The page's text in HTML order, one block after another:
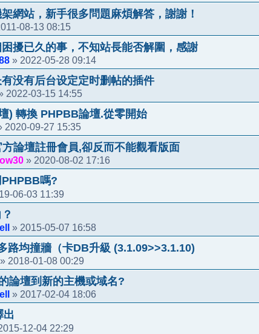
網站，新手很多問題麻煩解答，謝謝！
08-13 08:15
擾已久的事，不知站長能否解圍，感謝
» 2022-05-28 09:14
没有后台设定定时删帖的插件
2022-03-15 14:55
) 轉換 PHPBB論壇.從零開始
2020-09-27 15:35
論壇註冊會員,卻反而不能觀看版面
» 2020-08-02 17:16
嗎?
06-03 11:39
» 2015-05-07 16:58
路均撞牆（卡DB升級 (3.1.09>>3.1.10)
» 2018-01-08 00:29
論壇到新的主機或域名?
» 2017-02-04 18:06
出
12-04 22:29